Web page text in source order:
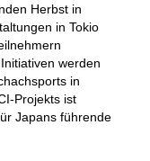
Herbst in
in Tokio
werden
in
Projekts ist
Japans führende